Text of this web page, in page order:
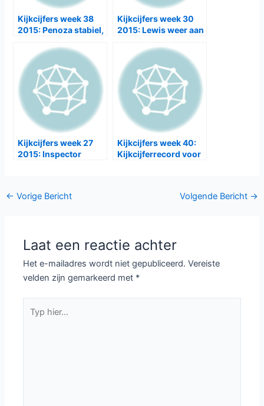
Kijkcijfers week 38
2015: Penoza stabiel,
Kijkcijfers week 30
2015: Lewis weer aan
Kijkcijfers week 27
2015: Inspector
Kijkcijfers week 40:
Kijkcijferrecord voor
Bericht
← Vorige Bericht Volgende Bericht →
Laat een reactie achter
Het e-mailadres wordt niet gepubliceerd. Vereiste
velden zijn gemarkeerd met *
hier...